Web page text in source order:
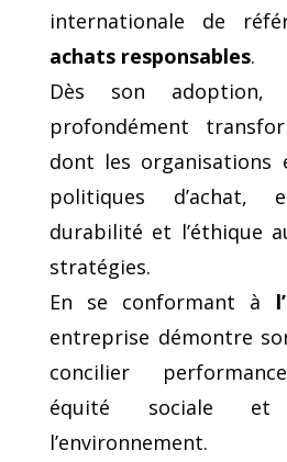
internationale de
achats responsables.
Dès son adoption,
profondément
dont les organisations
politiques
durabilité et l’éthique
stratégies.
En se conformant à
entreprise démontre
concilier
équité sociale
l’environnement.